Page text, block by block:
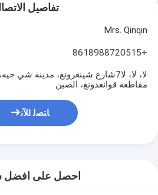
تفاصيل
Mrs. Qinqin
+8618988720515
لا، لا، لا7شارع شينغرونغ، مدينة شي
مقاطعة قوانغدونغ، الصين
ﺎﺘﺼﻟ ﺍﻶﻧ
احصل على افضل